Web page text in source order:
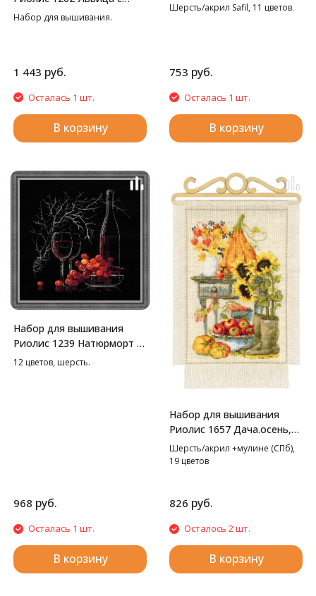
львенком, 22*38 см
Набор для вышивания.
1 443 руб.
Осталась 1 шт.
В корзину
21*30 см
Шерсть/акрил Safil, 11 цветов.
753 руб.
Осталась 1 шт.
В корзину
Набор для вышивания
Риолис 1239 Натюрморт с
красным вином, 30*30 см
12 цветов, шерсть.
968 руб.
Осталась 1 шт.
В корзину
Набор для вышивания
Риолис 1657 Дача.осень,
20*30 см
Шерсть/акрил +мулине (СПб),
19 цветов
826 руб.
Осталось 2 шт.
В корзину